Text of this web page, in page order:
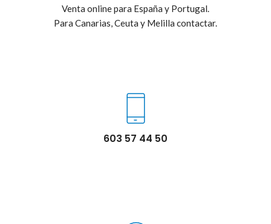
Venta online para España y Portugal.
Para Canarias, Ceuta y Melilla contactar.
603 57 44 50